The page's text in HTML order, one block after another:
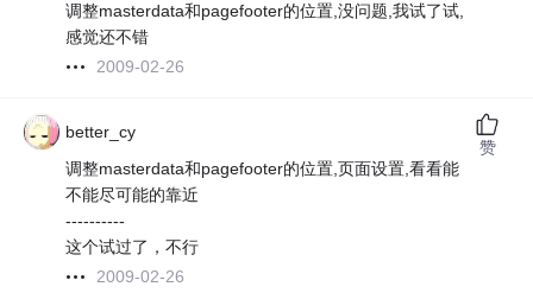
调整masterdata和pagefooter的位置,没问题,我试了试,
感觉还不错
2009-02-26
better_cy
调整masterdata和pagefooter的位置,页面设置,看看能
不能尽可能的靠近
----------
这个试过了，不行
2009-02-26
赞